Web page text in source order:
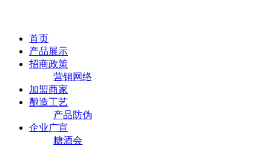
首页
产品展示
招商政策
营销网络
加盟商家
酿造工艺
产品防伪
企业广宣
糖酒会